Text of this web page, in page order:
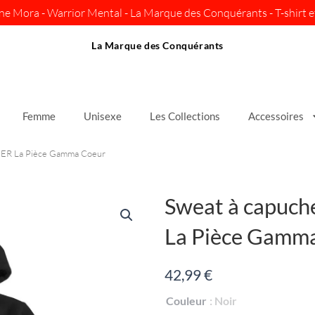
Mora - Warrior Mental - La Marque des Conquérants - T-shirt
La Marque des Conquérants
Femme Unisexe Les Collections Accessoires
La Pièce Gamma Coeur
Sweat à
La Pièce
42,99€
Couleur : Noir
quantité